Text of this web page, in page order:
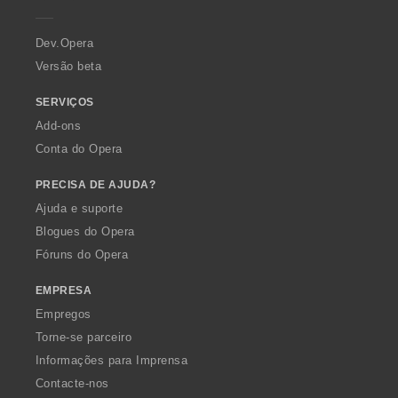
a
Dev.Opera
Versão beta
SERVIÇOS
Add-ons
Conta do Opera
PRECISA DE AJUDA?
Ajuda e suporte
Blogues do Opera
Fóruns do Opera
EMPRESA
Empregos
Torne-se parceiro
Informações para Imprensa
Contacte-nos